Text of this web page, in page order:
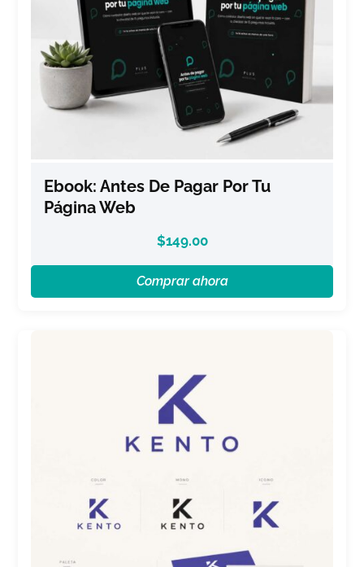
Ebook: Antes De Pagar Por Tu
Página Web
$149.00
Comprar ahora